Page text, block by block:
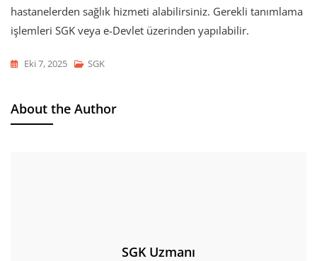
hastanelerden sağlık hizmeti alabilirsiniz. Gerekli tanımlama
işlemleri SGK veya e-Devlet üzerinden yapılabilir.
Eki 7, 2025 SGK
About the Author
SGK Uzmanı